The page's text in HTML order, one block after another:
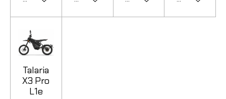
Talaria
X3 Pro
L1e